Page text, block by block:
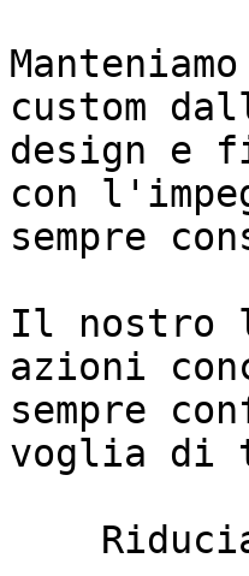
custom
design e
con
sempre
Il nostro
azioni
sempre
voglia di